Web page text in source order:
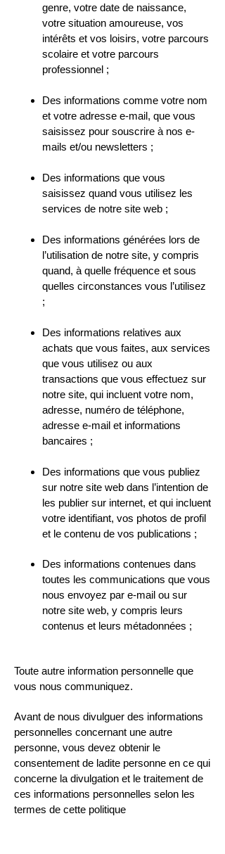
genre, votre date de naissance,
votre situation amoureuse, vos
intérêts et vos loisirs, votre parcours
scolaire et votre parcours
professionnel ;
Des informations comme votre nom
et votre adresse e-mail, que vous
saisissez pour souscrire à nos e-
mails et/ou newsletters ;
Des informations que vous
saisissez quand vous utilisez les
services de notre site web ;
Des informations générées lors de
l’utilisation de notre site, y compris
quand, à quelle fréquence et sous
quelles circonstances vous l’utilisez
;
Des informations relatives aux
achats que vous faites, aux services
que vous utilisez ou aux
transactions que vous effectuez sur
notre site, qui incluent votre nom,
adresse, numéro de téléphone,
adresse e-mail et informations
bancaires ;
Des informations que vous publiez
sur notre site web dans l’intention de
les publier sur internet, et qui incluent
votre identifiant, vos photos de profil
et le contenu de vos publications ;
Des informations contenues dans
toutes les communications que vous
nous envoyez par e-mail ou sur
notre site web, y compris leurs
contenus et leurs métadonnées ;
Toute autre information personnelle que
vous nous communiquez.
Avant de nous divulguer des informations
personnelles concernant une autre
personne, vous devez obtenir le
consentement de ladite personne en ce qui
concerne la divulgation et le traitement de
ces informations personnelles selon les
termes de cette politique